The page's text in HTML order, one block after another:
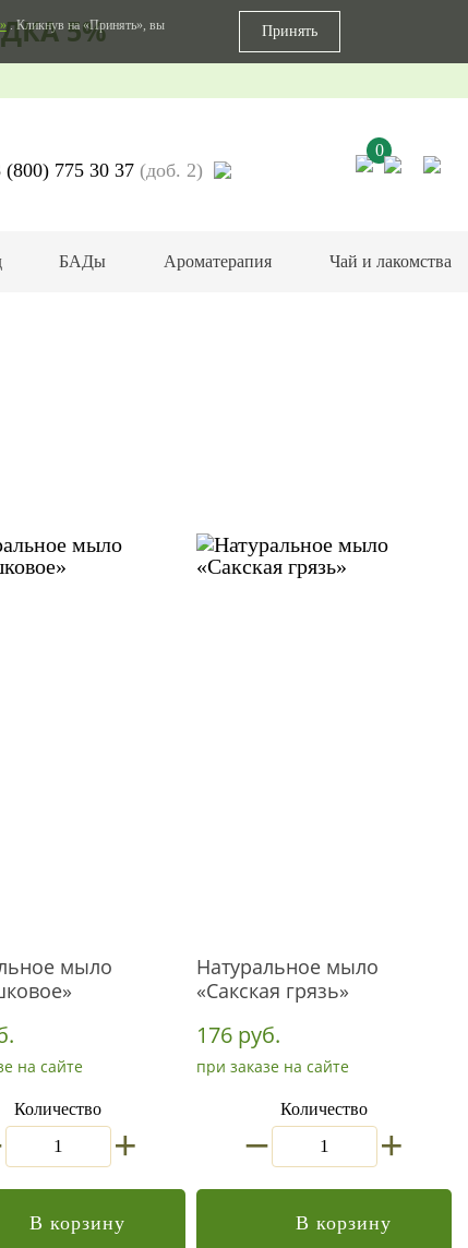
5%
(800) 775 30 37 (доб. 2)
0
БАДы Ароматерапия Чай и лакомства
мыло
на сайте
Количество
+
В корзину
Натуральное мыло
«Сакская грязь»
176 руб.
при заказе на сайте
Количество
+
В корзину
. Кликнув на «Принять», вы
Принять